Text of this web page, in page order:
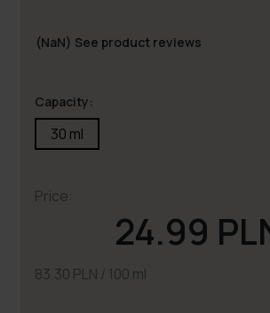
(NaN) See product reviews
Capacity:
30 ml
Price:
24.99
83.30 PLN / 100 ml